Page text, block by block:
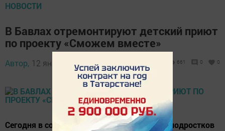
НОВОСТИ
В Бавлах отремонтируют детский приют
по проекту «Сможем вместе»
Автор, 12 января 2017 - 13:34 661 0 0
Сегодня в социальном приюте для детей и подростков